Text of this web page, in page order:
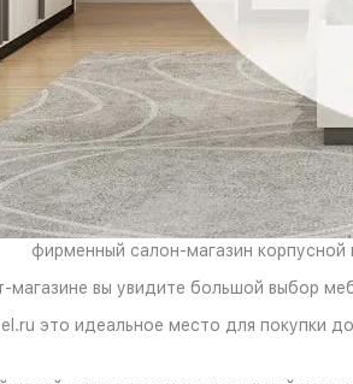
фирменный салон-магазин
вы увидите большой выбор
это идеальное место для